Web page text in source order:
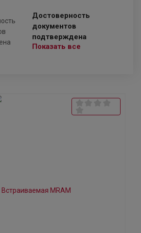
Достоверность
документов
подтверждена
Показать все